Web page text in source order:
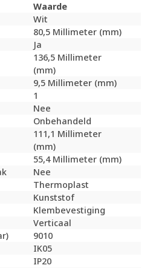
Waarde
Wit
80,5 Millimeter (mm)
Ja
136,5 Millimeter
(mm)
9,5 Millimeter (mm)
1
Nee
Onbehandeld
111,1 Millimeter
(mm)
55,4 Millimeter (mm)
Nee
Thermoplast
Kunststof
Klembevestiging
Verticaal
9010
IK05
IP20